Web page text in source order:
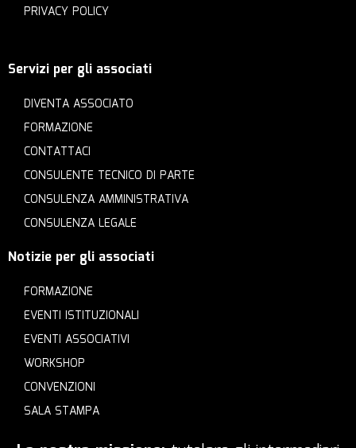
PRIVACY POLICY
Servizi per gli associati
DIVENTA ASSOCIATO
FORMAZIONE
CONTATTACI
CONSULENTE TECNICO DI PARTE
CONSULENZA AMMINISTRATIVA
CONSULENZA LEGALE
Notizie per gli associati
FORMAZIONE
EVENTI ISTITUZIONALI
EVENTI ASSOCIATIVI
WORKSHOP
CONVENZIONI
SALA STAMPA